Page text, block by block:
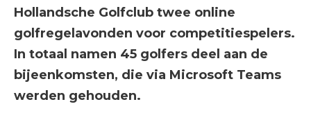
Hollandsche Golfclub twee online
golfregelavonden voor competitiespelers.
In totaal namen 45 golfers deel aan de
bijeenkomsten, die via Microsoft Teams
werden gehouden.